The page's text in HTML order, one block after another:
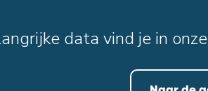
data vind je in